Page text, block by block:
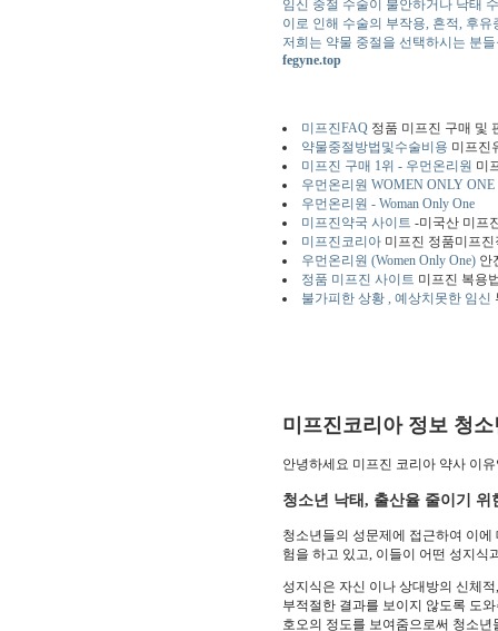
임신 중절 수술이 불안하거나 낙태
이로 인해 수술의 부작용, 흔적, 후
저희는 약물 중절을 선택하시는 분
fegyne.top
미프진FAQ 정품 미프진 구매 및
약물중절방법및수술비용 미프진
미프진 구매 1위 - 우먼온리원 미
우먼온리원 WOMEN ONLY
우먼온리원 - Woman Only One
미프진약국 사이트 -미국산 미프
미프진코리아 미프진 정품미프
우먼온리원 (Women Only One) 안
정품 미프진 사이트 미프진 복용
불가피한 상황 , 예상치못한 임신
미프진코리아 정보 청
안녕하세요 미프진 코리아 약사 이
청소년 낙태, 출산율 줄이기 위
청소년들의 성문제에 접근하여 이
험을 하고 있고, 이들이 어떤 성지식
성지식은 자신 이나 상대방의 신체
부적절한 결과를 보이지 않도록 도
호오의 정도를 보여줌으로써 청소